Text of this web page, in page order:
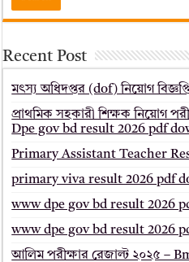
Recent Post
মৎস্য অধিদপ্তর (dof) নিয়োগ
প্রাথমিক সহকারী শিক্ষক নিয়োগ
Dpe gov bd result 2026 pdf
Primary Assistant Teacher
primary viva result 2026 pdf
www dpe gov bd result 2026
www dpe gov bd result 2026
আলিম পরীক্ষার রেজাল্ট ২০২৫ –